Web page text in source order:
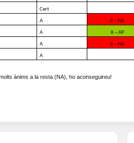
Cert
A 8 – NA
A 8 – AP
A 8 – NA
A
ànims a la resta (NA), ho aconseguireu!